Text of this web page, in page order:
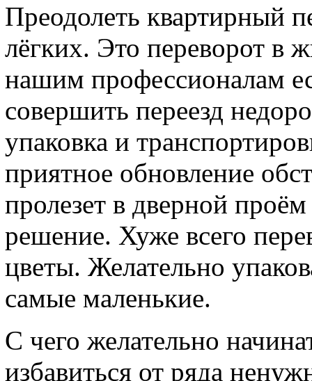
Преодолеть квартирный
лёгких. Это переворот в
нашим профессионалам
совершить переезд
упаковка и
приятное обновление
пролезет в дверной
решение. Хуже всего
цветы. Желательно
самые маленькие.
С чего желательно
избавиться от ряда